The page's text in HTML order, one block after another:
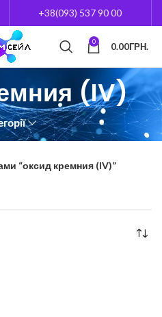
+38(093) 537 90 00
0 0.00ГРН.
(IV)
“оксид кремния (IV)”